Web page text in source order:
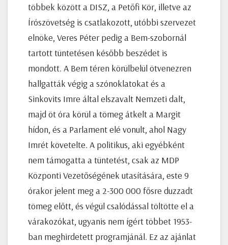
többek között a DISZ, a Petőfi Kör, illetve az
Írószövetség is csatlakozott, utóbbi szervezet
elnöke, Veres Péter pedig a Bem-szobornál
tartott tüntetésen később beszédet is
mondott. A Bem téren körülbelül ötvenezren
hallgatták végig a szónoklatokat és a
Sinkovits Imre által elszavalt Nemzeti dalt,
majd öt óra körül a tömeg átkelt a Margit
hídon, és a Parlament elé vonult, ahol Nagy
Imrét követelte. A politikus, aki egyébként
nem támogatta a tüntetést, csak az MDP
Központi Vezetőségének utasítására, este 9
órakor jelent meg a 2-300 000 fősre duzzadt
tömeg előtt, és végül csalódással töltötte el a
várakozókat, ugyanis nem ígért többet 1953-
ban meghirdetett programjánál. Ez az ajánlat